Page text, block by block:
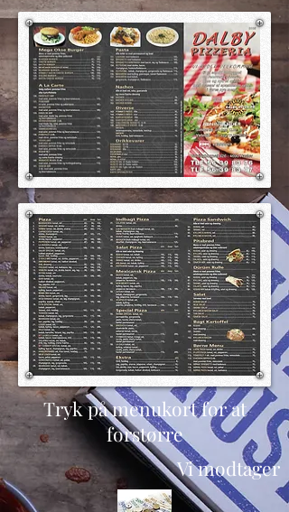
Tryk påmenukortfor at
forstørre
Vi modtager